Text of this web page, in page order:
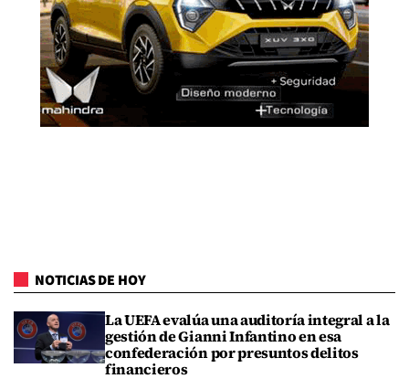
NOTICIAS DE HOY
La UEFA evalúa una auditoría integral a la
gestión de Gianni Infantino en esa
confederación por presuntos delitos
financieros